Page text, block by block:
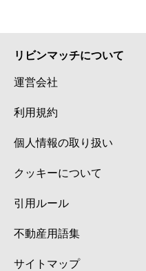
リビンマッチについて
運営会社
利用規約
個人情報の取り扱い
クッキーについて
引用ルール
不動産用語集
サイトマップ